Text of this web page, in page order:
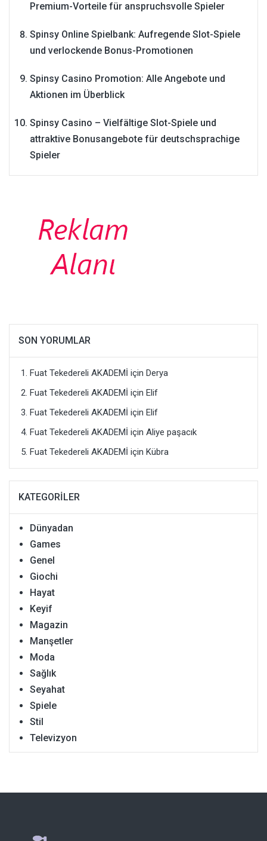
Premium-Vorteile für anspruchsvolle Spieler
Spinsy Online Spielbank: Aufregende Slot-Spiele
und verlockende Bonus-Promotionen
Spinsy Casino Promotion: Alle Angebote und
Aktionen im Überblick
Spinsy Casino – Vielfältige Slot-Spiele und
attraktive Bonusangebote für deutschsprachige
Spieler
SON YORUMLAR
Fuat Tekedereli AKADEMİ için Derya
Fuat Tekedereli AKADEMİ için Elif
Fuat Tekedereli AKADEMİ için Elif
Fuat Tekedereli AKADEMİ için Aliye paşacık
Fuat Tekedereli AKADEMİ için Kübra
KATEGORILER
Dünyadan
Games
Genel
Giochi
Hayat
Keyif
Magazin
Manşetler
Moda
Sağlık
Seyahat
Spiele
Stil
Televizyon